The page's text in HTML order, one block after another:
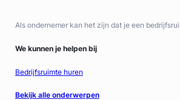
Als ondernemer kan het zijn dat je een
We kunnen je helpen bij
Bedrijfsruimte huren
Bekijk alle onderwerpen